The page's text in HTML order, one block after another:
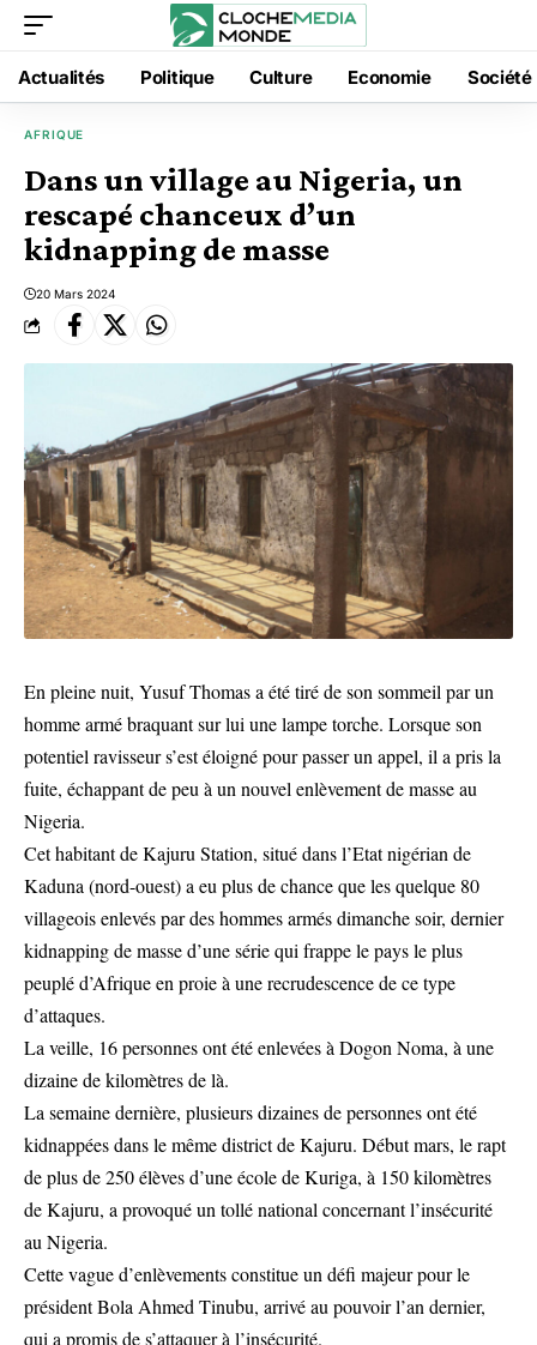
Actualités Politique Culture Economie Société
AFRIQUE
Dans un village au Nigeria, un
rescapé chanceux d’un
kidnapping de masse
20 Mars 2024
En pleine nuit, Yusuf Thomas a été tiré de son sommeil par un
homme armé braquant sur lui une lampe torche. Lorsque son
potentiel ravisseur s’est éloigné pour passer un appel, il a pris la
fuite, échappant de peu à un nouvel enlèvement de masse au
Nigeria.
Cet habitant de Kajuru Station, situé dans l’Etat nigérian de
Kaduna (nord-ouest) a eu plus de chance que les quelque 80
villageois enlevés par des hommes armés dimanche soir, dernier
kidnapping de masse d’une série qui frappe le pays le plus
peuplé d’Afrique en proie à une recrudescence de ce type
d’attaques.
La veille, 16 personnes ont été enlevées à Dogon Noma, à une
dizaine de kilomètres de là.
La semaine dernière, plusieurs dizaines de personnes ont été
kidnappées dans le même district de Kajuru. Début mars, le rapt
de plus de 250 élèves d’une école de Kuriga, à 150 kilomètres
de Kajuru, a provoqué un tollé national concernant l’insécurité
au Nigeria.
Cette vague d’enlèvements constitue un défi majeur pour le
président Bola Ahmed Tinubu, arrivé au pouvoir l’an dernier,
qui a promis de s’attaquer à l’insécurité.